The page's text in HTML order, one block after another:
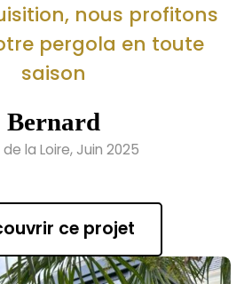
nous profitons
pergola en toute
saison
Bernard
la Loire, Juin 2025
ce projet